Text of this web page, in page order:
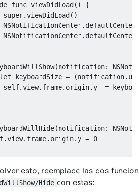
func viewDidLoad()
{
super.viewDidLoad()
NSNotificationCenter. defaultCenter
NSNotificationCenter. defaultCenter
(notification:
let keyboardSize = (notification.
self.view. frame. origin. y -=
(notification:
.view. frame. origin. y = 0
esto, reemplace las dos
Hide con estas: